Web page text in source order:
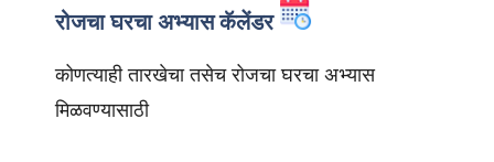
रोजचा घरचा अभ्यास कॅलेंडर
कोणत्याही तारखेचा तसेच रोजचा घरचा अभ्यास
मिळवण्यासाठी